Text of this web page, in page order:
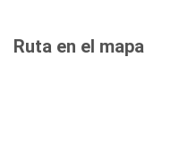
Ruta en el mapa